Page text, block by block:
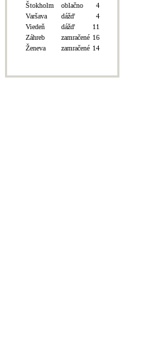
Štokholm
oblačno
4
Varšava
dážď
4
Viedeň
dážď
11
Záhreb
zamračené 16
Ženeva
zamračené 14